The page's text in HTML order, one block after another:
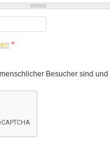
*
Besucher sind